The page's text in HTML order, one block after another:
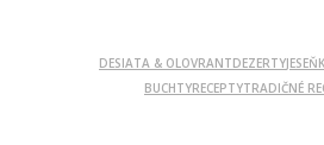
DESIATA & OLOVRANTDEZERTYJESEŇ
BUCHTYRECEPTYTRADIČNÉ